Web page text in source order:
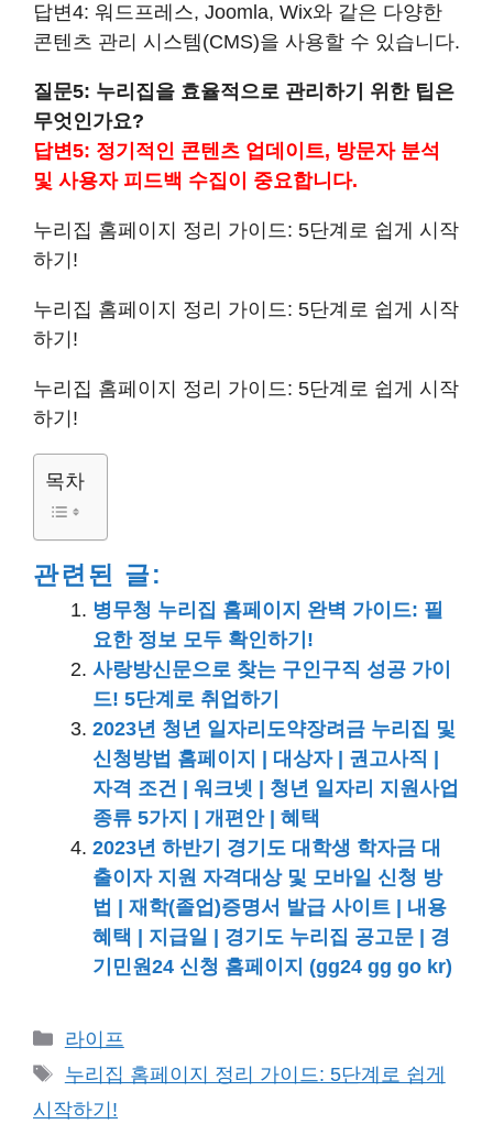
답변4: 워드프레스, Joomla, Wix와 같은 다양한
콘텐츠 관리 시스템(CMS)을 사용할 수 있습니다.
질문5: 누리집을 효율적으로 관리하기 위한 팁은
무엇인가요?
답변5: 정기적인 콘텐츠 업데이트, 방문자 분석
및 사용자 피드백 수집이 중요합니다.
누리집 홈페이지 정리 가이드: 5단계로 쉽게 시작
하기!
누리집 홈페이지 정리 가이드: 5단계로 쉽게 시작
하기!
누리집 홈페이지 정리 가이드: 5단계로 쉽게 시작
하기!
목차
관련된 글:
병무청 누리집 홈페이지 완벽 가이드: 필
요한 정보 모두 확인하기!
사랑방신문으로 찾는 구인구직 성공 가이
드! 5단계로 취업하기
2023년 청년 일자리도약장려금 누리집 및
신청방법 홈페이지 | 대상자 | 권고사직 |
자격 조건 | 워크넷 | 청년 일자리 지원사업
종류 5가지 | 개편안 | 혜택
2023년 하반기 경기도 대학생 학자금 대
출이자 지원 자격대상 및 모바일 신청 방
법 | 재학(졸업)증명서 발급 사이트 | 내용
혜택 | 지급일 | 경기도 누리집 공고문 | 경
기민원24 신청 홈페이지 (gg24 gg go kr)
카
테
리
라이프
태
그
누리집 홈페이지 정리 가이드: 5단계로 쉽게
시작하기!